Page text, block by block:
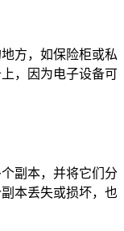
方，如保险柜或私
，因为电子设备可
副本，并将它们分
本丢失或损坏，也